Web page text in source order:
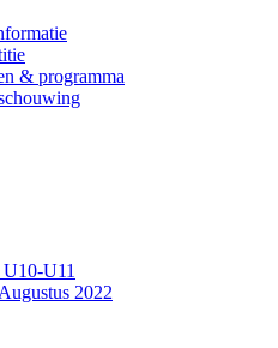
& programma
U11
2022